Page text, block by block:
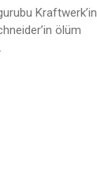
Kraftwerk’in
ölüm